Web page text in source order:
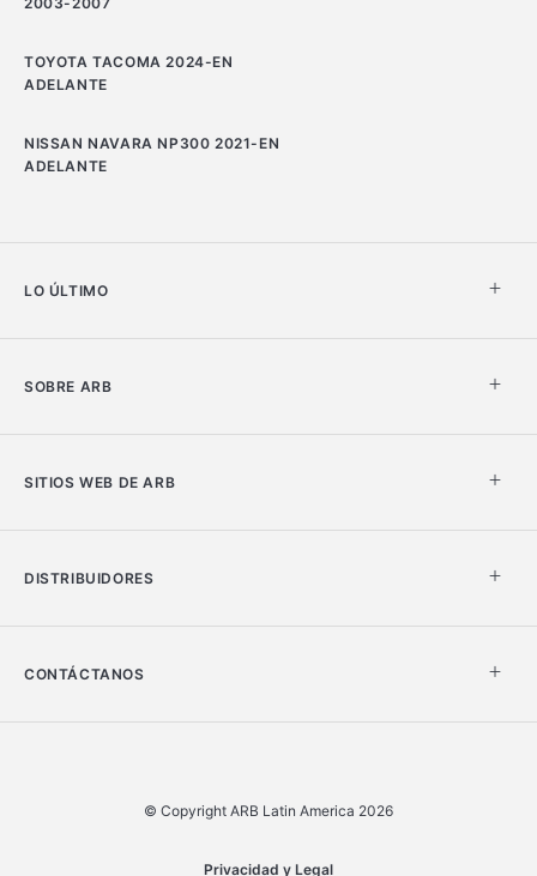
TOYOTA TACOMA 2024-EN
ADELANTE
NISSAN NAVARA NP300 2021-EN
ADELANTE
LO ÚLTIMO
SOBRE ARB
SITIOS WEB DE ARB
DISTRIBUIDORES
CONTÁCTANOS
© Copyright ARB Latin America 2026
Privacidad y Legal